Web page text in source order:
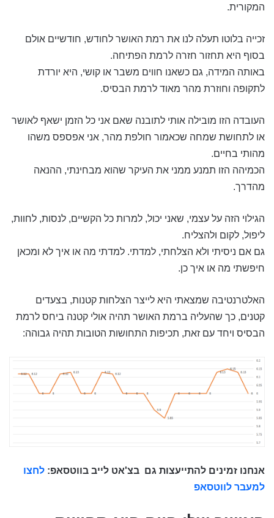
המקורית.
זכייה בלוטו תעלה לנו את רמת האושר לחודש, חודשיים אולם
בסוף היא תחזור חזרה לרמת הפתיחה.
באותה המידה, גם כשאנו חווים משבר או קושי, היא יורדת
לתקופה וחוזרת מהר מאוד לרמת הבסיס.
העובדה הזו מובילה אותי לתובנה שאם אני כל הזמן ישאף לאושר
או לתחושת שמחה שכאמור חולפת מהר, אני אפספס משהו
מהותי בחיים.
הכמיהה הזו תמנע ממני את העיקר שהוא מבחינתי, ההנאה
מהדרך.
הגילוי הזה על עצמי, שאני יכול, למרות כל הקשיים, לנסות, לחוות,
ליפול, לקום ולהצליח.
גם אם ניסיתי ולא הצלחתי, למדתי. למדתי מה או איך לא ומכאן
חיפשתי מה או איך כן.
האלטרנטיבה שמצאתי היא לייצר הצלחות קטנות, בצעדים
קטנים, כך שהעליה ברמת האושר תהיה אולי קטנה ביחס לרמת
הבסיס ויחד עם זאת, תכיפות התחושות הטובות תהיה גבוהה:
אנחנו זמינים להתייעצות גם בצ'אט לייב בווטסאפ: לחצו
למעבר לווטסאפ